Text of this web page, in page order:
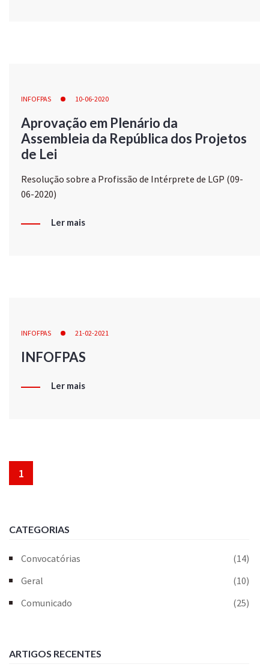
INFOFPAS 10-06-2020
Aprovação em Plenário da
Assembleia da República dos Projetos
de Lei
Resolução sobre a Profissão de Intérprete de LGP (09-
06-2020)
Ler mais
INFOFPAS 21-02-2021
INFOFPAS
Ler mais
1
CATEGORIAS
Convocatórias
(14)
Geral
(10)
Comunicado
(25)
ARTIGOS RECENTES